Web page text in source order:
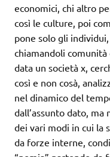
economici, chi altro
così le culture, poi
pone solo gli
chiamandoli comunità
data un società x,
così e non cosà,
nel dinamico del
dall’assunto dato,
dei vari modi in cui la
da forze interne,